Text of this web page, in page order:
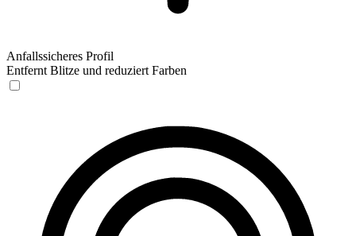
Anfallssicheres Profil
Entfernt Blitze und reduziert Farben